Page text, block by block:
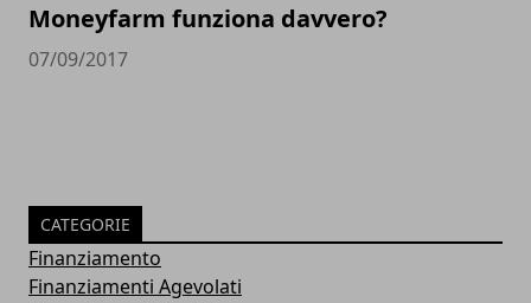
Moneyfarm funziona davvero?
07/09/2017
CATEGORIE
Finanziamento
Finanziamenti Agevolati